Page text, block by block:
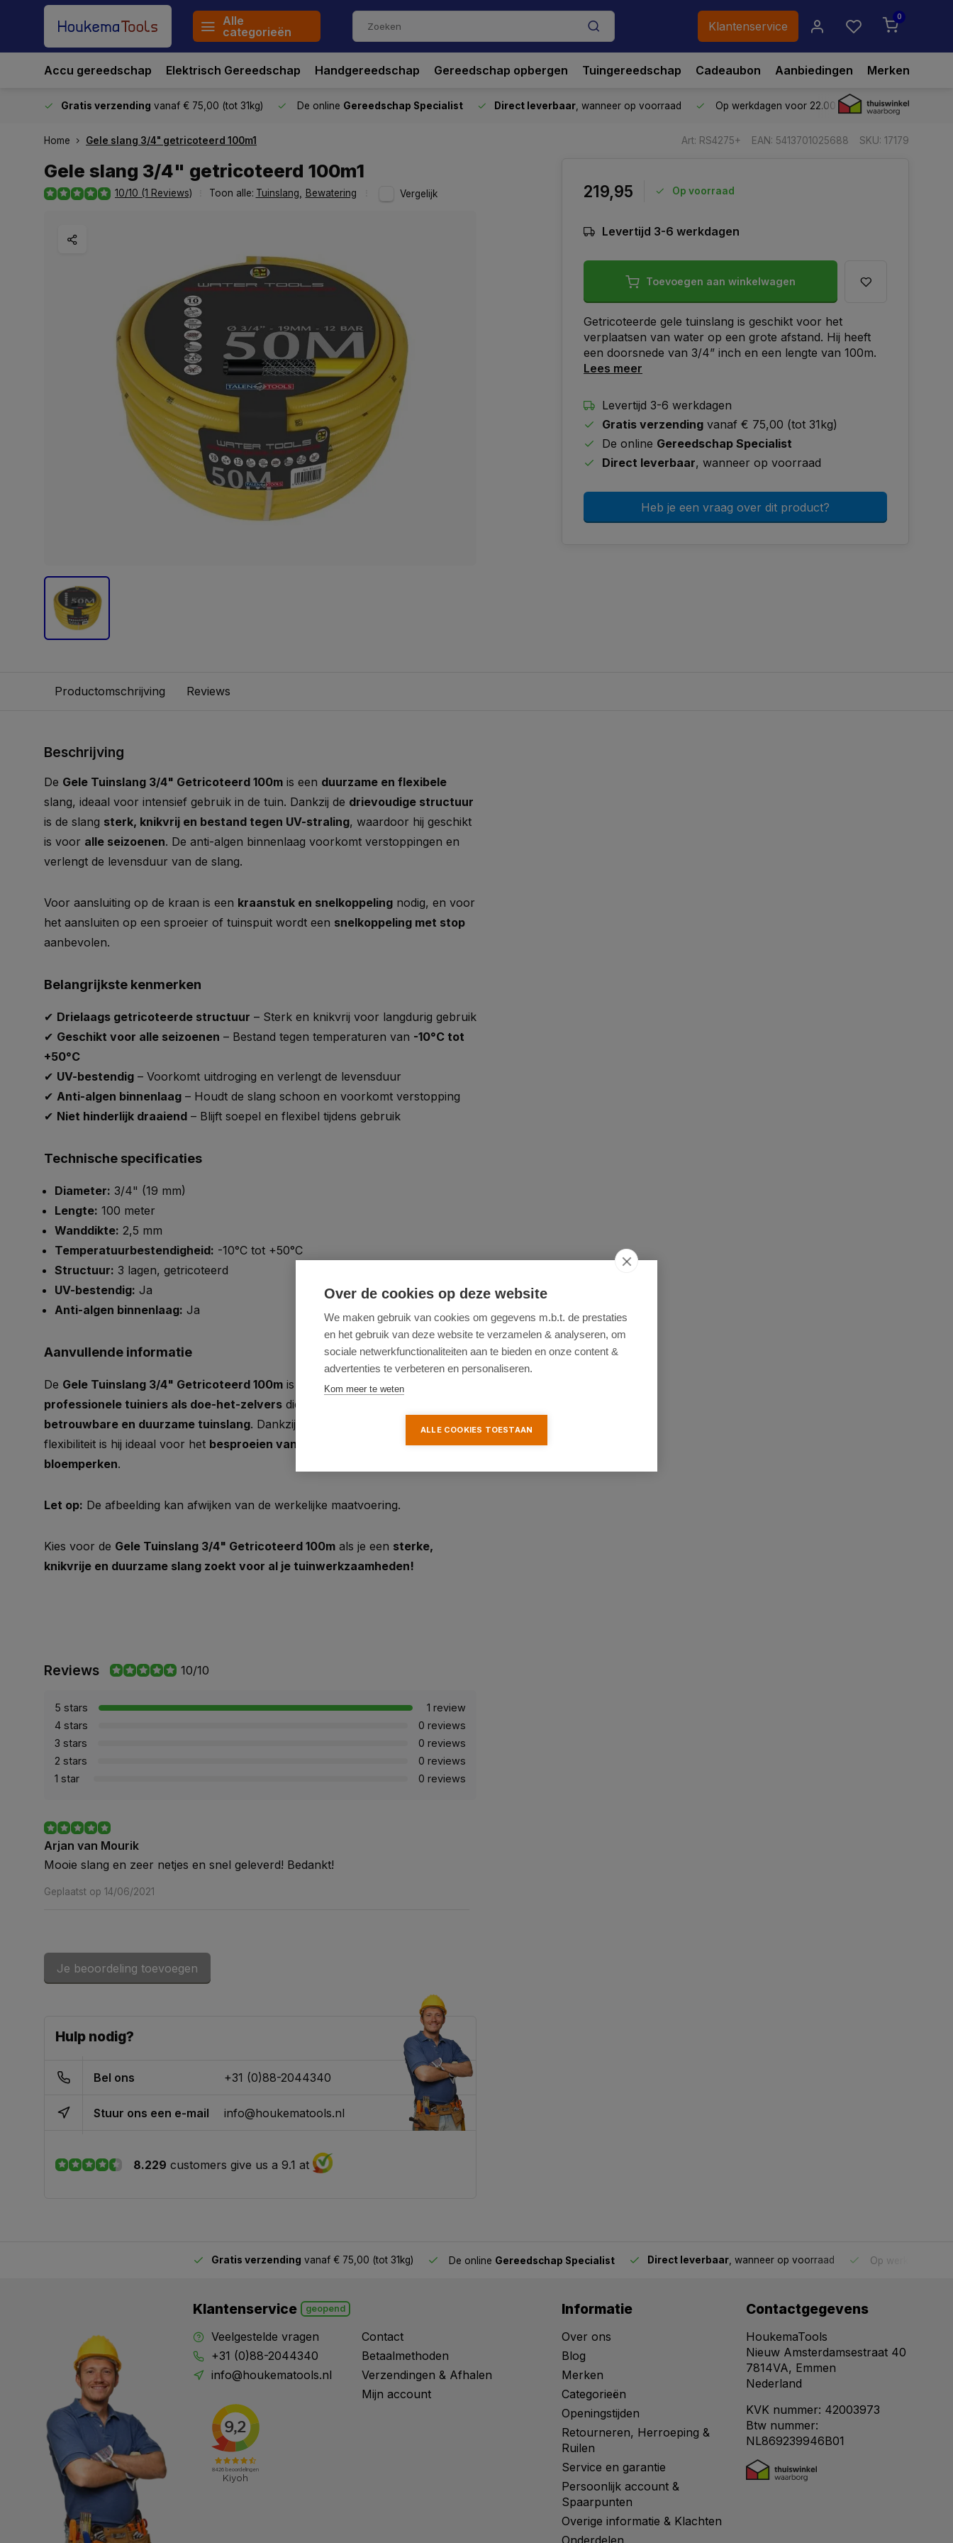
Alle
categorieën
Klantenservice
0
Accu gereedschap Elektrisch Gereedschap Handgereedschap Gereedschap opbergen Tuingereedschap Cadeaubon Aanbiedingen Merken
Gratis verzending vanaf € 75,00 (tot 31kg) De online Gereedschap Specialist Direct leverbaar , wanneer op voorraad Op werkdagen voor 22.00 uur besteld,vandaag
Home Gele slang 3/4" getricoteerd 100m1 Art: RS4275+ EAN: 5413701025688 SKU: 17179
Gele slang 3/4" getricoteerd 100m1
10/10 (1 Reviews) Toon alle: Tuinslang Bewatering Vergelijk 219,95 Op voorraad
Levertijd 3-6 werkdagen
Toevoegen aan winkelwagen
Getricoteerde gele tuinslang is geschikt voor het
verplaatsen van water op een grote afstand. Hij heeft
een doorsnede van 3/4” inch en een lengte van 100m.
Lees meer
Levertijd 3-6 werkdagen
Gratis verzending vanaf € 75,00 (tot 31kg)
De online Gereedschap Specialist
Direct leverbaar, wanneer op voorraad
Heb je een vraag over dit product?
Productomschrijving Reviews
Beschrijving
De Gele Tuinslang 3/4" Getricoteerd 100m is een duurzame en flexibele
slang, ideaal voor intensief gebruik in de tuin. Dankzij de drievoudige structuur
is de slang sterk, knikvrij en bestand tegen UV-straling, waardoor hij geschikt
is voor alle seizoenen. De anti-algen binnenlaag voorkomt verstoppingen en
verlengt de levensduur van de slang.
Voor aansluiting op de kraan is een kraanstuk en snelkoppeling nodig, en voor
het aansluiten op een sproeier of tuinspuit wordt een snelkoppeling met stop
aanbevolen.
Belangrijkste kenmerken
✔ Drielaags getricoteerde structuur – Sterk en knikvrij voor langdurig gebruik
✔ Geschikt voor alle seizoenen – Bestand tegen temperaturen van -10°C tot
+50°C
✔ UV-bestendig – Voorkomt uitdroging en verlengt de levensduur
✔ Anti-algen binnenlaag – Houdt de slang schoon en voorkomt verstopping
✔ Niet hinderlijk draaiend – Blijft soepel en flexibel tijdens gebruik
Technische specificaties
Diameter: 3/4" (19 mm)
Lengte: 100 meter
Wanddikte: 2,5 mm
Temperatuurbestendigheid: -10°C tot +50°C
Structuur: 3 lagen, getricoteerd
UV-bestendig: Ja
Anti-algen binnenlaag: Ja
Aanvullende informatie
De Gele Tuinslang 3/4" Getricoteerd 100m is perfect voor zowel
professionele tuiniers als doe-het-zelvers die op zoek zijn naar een
betrouwbare en duurzame tuinslang. Dankzij de sterke constructie en
flexibiliteit is hij ideaal voor het besproeien van tuinen, gazons en
bloemperken.
Let op: De afbeelding kan afwijken van de werkelijke maatvoering.
Kies voor de Gele Tuinslang 3/4" Getricoteerd 100m als je een sterke,
knikvrije en duurzame slang zoekt voor al je tuinwerkzaamheden!
Reviews 10/10
5 stars
1 review
4 stars
0 reviews
3 stars
0 reviews
2 stars
0 reviews
1 star
0 reviews
Arjan van Mourik
Mooie slang en zeer netjes en snel geleverd! Bedankt!
Geplaatst op 14/06/2021
Je beoordeling toevoegen
Hulp nodig?
Bel ons +31 (0)88-2044340
Stuur ons een e-mail info@houkematools.nl
8.229 customers give us a 9.1 at
Gratis verzending vanaf € 75,00 (tot 31kg) De online Gereedschap Specialist Direct leverbaar , wanneer op voorraad Op werkdagen
Klantenservice geopend
Veelgestelde vragen
+31 (0)88-2044340
info@houkematools.nl
Contact
Betaalmethoden
Verzendingen & Afhalen
Mijn account
Informatie
Over ons
Blog
Merken
Categorieën
Openingstijden
Retourneren, Herroeping &
Ruilen
Service en garantie
Persoonlijk account &
Spaarpunten
Overige informatie & Klachten
Onderdelen
Contactgegevens
HoukemaTools
Nieuw Amsterdamsestraat 40
7814VA, Emmen
Nederland
KVK nummer: 42003973
Btw nummer:
NL869239946B01
Over de cookies op deze website
We maken gebruik van cookies om gegevens m.b.t. de prestaties
en het gebruik van deze website te verzamelen & analyseren, om
sociale netwerkfunctionaliteiten aan te bieden en onze content &
advertenties te verbeteren en personaliseren.
Kom meer te weten
ALLE COOKIES TOESTAAN
Meld je aan en mis geen enkele actie, aanbieding